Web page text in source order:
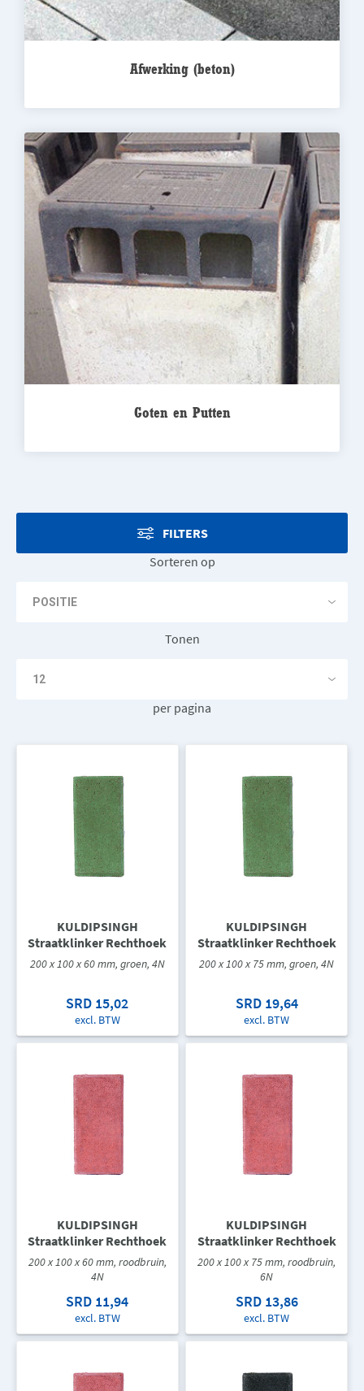
Afwerking (beton)
Goten en Putten
FILTERS
Sorteren op
Tonen
per pagina
KULDIPSINGH
Straatklinker Rechthoek
200 x 100 x 60 mm, groen, 4N
SRD 15,02
excl. BTW
KULDIPSINGH
Straatklinker Rechthoek
200 x 100 x 75 mm, groen, 4N
SRD 19,64
excl. BTW
KULDIPSINGH
Straatklinker Rechthoek
200 x 100 x 60 mm, roodbruin,
4N
SRD 11,94
excl. BTW
KULDIPSINGH
Straatklinker Rechthoek
200 x 100 x 75 mm, roodbruin,
6N
SRD 13,86
excl. BTW